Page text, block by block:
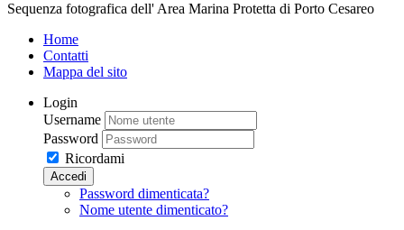
Sequenza fotografica dell' Area Marina Protetta di Porto Cesareo
Home
Contatti
Mappa del sito
Login
Username
Password
Ricordami
Accedi
Password dimenticata?
Nome utente dimenticato?